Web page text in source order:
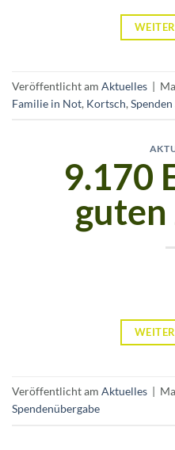
Veröffentlicht am Aktuelles |
Familie in Not, Kortsch,
9.170
Veröffentlicht am Aktuelles |
Spendenübergabe